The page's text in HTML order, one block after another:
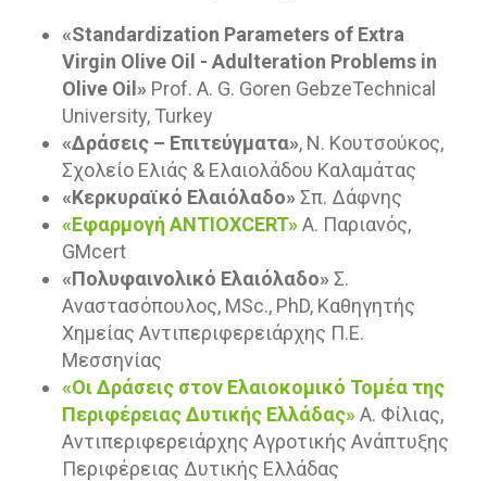
«Standardization Parameters of Extra
Virgin Olive Oil - Adulteration Problems in
Olive Oil» Prof. A. G. Goren GebzeTechnical
University, Turkey
«Δράσεις – Επιτεύγματα», Ν. Κουτσούκος,
Σχολείο Ελιάς & Ελαιολάδου Καλαμάτας
«Κερκυραϊκό Ελαιόλαδο» Σπ. Δάφνης
«Εφαρμογή ANTIOXCERT»Α. Παριανός,
GΜcert
«Πολυφαινολικό Ελαιόλαδο» Σ.
Αναστασόπουλος, MSc., PhD, Καθηγητής
Χημείας Αντιπεριφερειάρχης Π.Ε.
Μεσσηνίας
«Οι Δράσεις στον Ελαιοκομικό Τομέα της
Περιφέρειας Δυτικής Ελλάδας»Α. Φίλιας,
Αντιπεριφερειάρχης Αγροτικής Ανάπτυξης
Περιφέρειας Δυτικής Ελλάδας